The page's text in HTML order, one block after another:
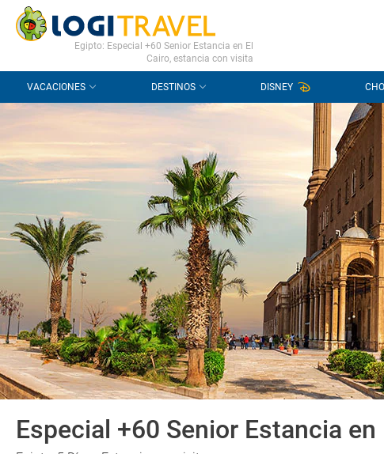
CONTACTO PREGUNTAS FRECUENTES
Egipto: Especial +60 Senior Estancia en El
Cairo, estancia con visita
VACACIONES DESTINOS DISNEY
Especial +60 Senior Estancia en